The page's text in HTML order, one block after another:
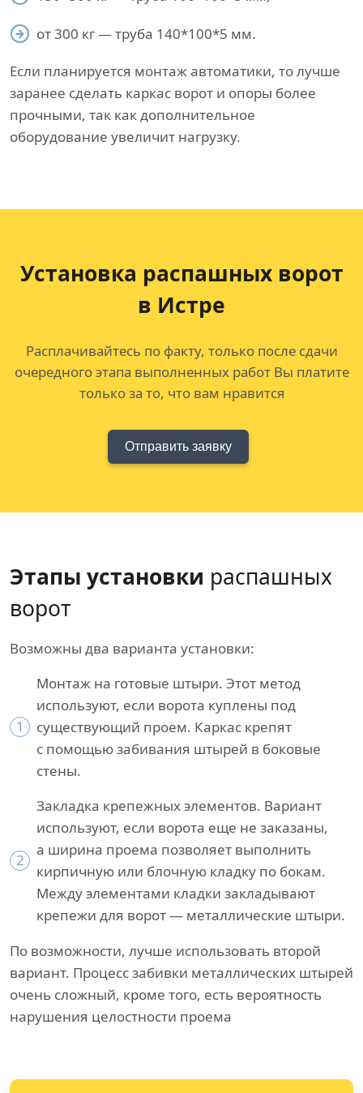
от 300 кг — труба 140*100*5 мм.
Если планируется монтаж автоматики, то лучше
заранее сделать каркас ворот и опоры более
прочными, так как дополнительное
оборудование увеличит нагрузку.
Установка распашных ворот
в Истре
Расплачивайтесь по факту, только после сдачи
очередного этапа выполненных работ Вы платите
только за то, что вам нравится
Отправить заявку
Этапы установки распашных
ворот
Возможны два варианта установки:
1
Монтаж на готовые штыри. Этот метод
используют, если ворота куплены под
существующий проем. Каркас крепят
с помощью забивания штырей в боковые
стены.
2
Закладка крепежных элементов. Вариант
используют, если ворота еще не заказаны,
а ширина проема позволяет выполнить
кирпичную или блочную кладку по бокам.
Между элементами кладки закладывают
крепежи для ворот — металлические штыри.
По возможности, лучше использовать второй
вариант. Процесс забивки металлических штырей
очень сложный, кроме того, есть вероятность
нарушения целостности проема